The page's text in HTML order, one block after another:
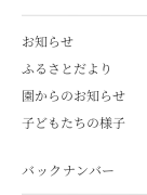
お知らせ
ふるさとだより
園からのお知らせ
子どもたちの様子
バックナンバー